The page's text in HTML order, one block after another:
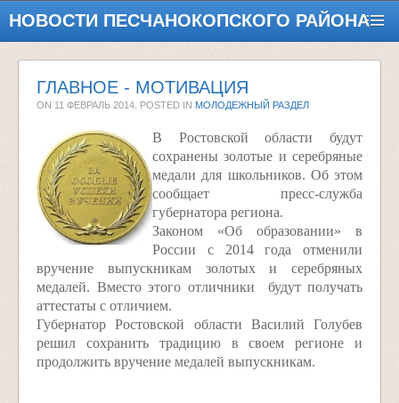
НОВОСТИ ПЕСЧАНОКОПСКОГО РАЙОНА
ГЛАВНОЕ - МОТИВАЦИЯ
ON 11 ФЕВРАЛЬ 2014 . POSTED IN МОЛОДЕЖНЫЙ РАЗДЕЛ
В Ростовской области будут
сохранены золотые и серебряные
медали для школьников. Об этом
сообщает пресс-служба
губернатора региона.
Законом «Об образовании» в
России с 2014 года отменили
вручение выпускникам золотых и серебряных
медалей. Вместо этого отличники будут получать
аттестаты с отличием.
Губернатор Ростовской области Василий Голубев
решил сохранить традицию в своем регионе и
продолжить вручение медалей выпускникам.